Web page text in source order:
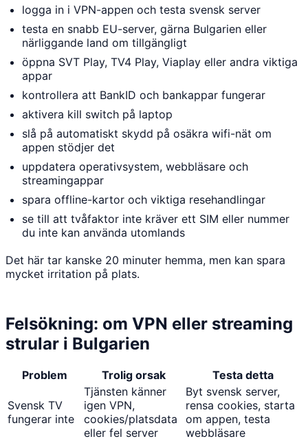
logga in i VPN-appen och testa svensk server
testa en snabb EU-server, gärna Bulgarien eller
närliggande land om tillgängligt
öppna SVT Play, TV4 Play, Viaplay eller andra viktiga
appar
kontrollera att BankID och bankappar fungerar
aktivera kill switch på laptop
slå på automatiskt skydd på osäkra wifi-nät om
appen stödjer det
uppdatera operativsystem, webbläsare och
streamingappar
spara offline-kartor och viktiga resehandlingar
se till att tvåfaktor inte kräver ett SIM eller nummer
du inte kan använda utomlands
Det här tar kanske 20 minuter hemma, men kan spara
mycket irritation på plats.
Felsökning: om VPN eller streaming
strular i Bulgarien
Problem Trolig orsak Testa detta
Svensk TV
fungerar inte
Tjänsten känner
igen VPN,
cookies/platsdata
eller fel server
Byt svensk server,
rensa cookies, starta
om appen, testa
webbläsare